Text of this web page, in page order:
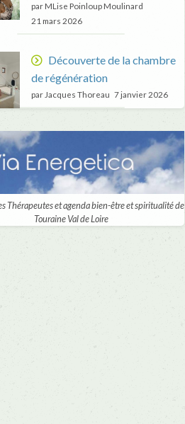
par MLise Poinloup Moulinard
21 mars 2026
Découverte de la chambre
de régénération
par Jacques Thoreau 7 janvier 2026
Thérapeutes et agenda bien-être et spiritualité de
Touraine Val de Loire